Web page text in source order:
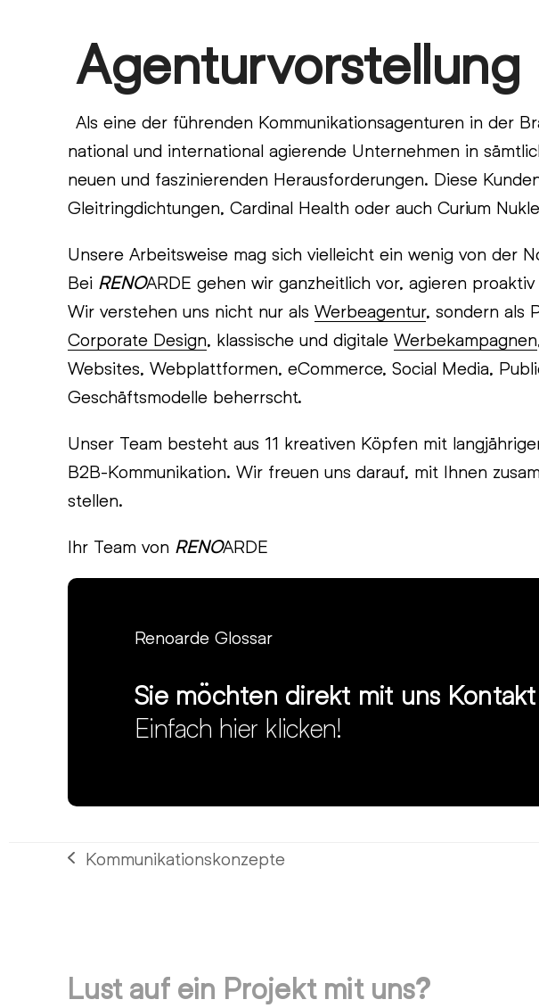
Agenturvorstellung
Als eine der führenden Kommunikationsagenturen in der
national und international agierende Unternehmen in
neuen und faszinierenden Herausforderungen. Diese
Gleitringdichtungen, Cardinal Health oder auch Curium
Unsere Arbeitsweise mag sich vielleicht ein wenig von der
Bei RENOARDE gehen wir ganzheitlich vor, agieren
Wir verstehen uns nicht nur alsWerbeagentur, sondern als
Corporate Design, klassische und digitaleWerbekampagnen
Websites, Webplattformen, eCommerce, Social Media,
Geschäftsmodelle beherrscht.
Unser Team besteht aus 11 kreativen Köpfen mit
B2B-Kommunikation. Wir freuen uns darauf, mit Ihnen
stellen.
Ihr Team von RENOARDE
Renoarde Glossar
Sie möchten direkt mit uns
Einfach hier klicken!
vorheriger
Kommunikationskonzepte
Lust auf ein Projekt mit uns?